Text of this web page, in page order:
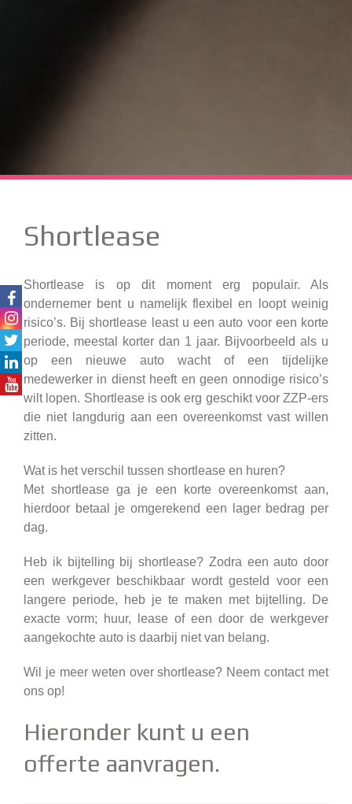
Shortlease
Shortlease is op dit moment erg populair. Als
ondernemer bent u namelijk flexibel en loopt weinig
risico’s. Bij shortlease least u een auto voor een korte
periode, meestal korter dan 1 jaar. Bijvoorbeeld als u
op een nieuwe auto wacht of een tijdelijke
medewerker in dienst heeft en geen onnodige risico’s
wilt lopen. Shortlease is ook erg geschikt voor ZZP-ers
die niet langdurig aan een overeenkomst vast willen
zitten.
Wat is het verschil tussen shortlease en huren?
Met shortlease ga je een korte overeenkomst aan,
hierdoor betaal je omgerekend een lager bedrag per
dag.
Heb ik bijtelling bij shortlease? Zodra een auto door
een werkgever beschikbaar wordt gesteld voor een
langere periode, heb je te maken met bijtelling. De
exacte vorm; huur, lease of een door de werkgever
aangekochte auto is daarbij niet van belang.
Wil je meer weten over shortlease? Neem contact met
ons op!
Hieronder kunt u een
offerte aanvragen.